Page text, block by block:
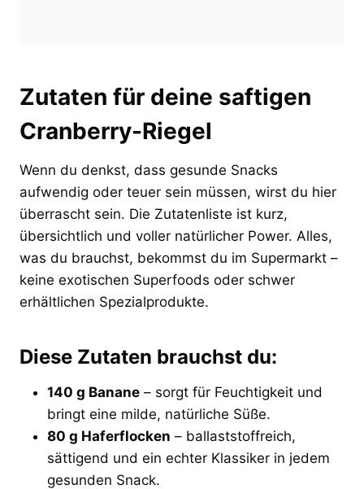
Zutaten für deine saftigen
Cranberry-Riegel
Wenn du denkst, dass gesunde Snacks
aufwendig oder teuer sein müssen, wirst du hier
überrascht sein. Die Zutatenliste ist kurz,
übersichtlich und voller natürlicher Power. Alles,
was du brauchst, bekommst du im Supermarkt –
keine exotischen Superfoods oder schwer
erhältlichen Spezialprodukte.
Diese Zutaten brauchst du:
140 g Banane – sorgt für Feuchtigkeit und
bringt eine milde, natürliche Süße.
80 g Haferflocken – ballaststoffreich,
sättigend und ein echter Klassiker in jedem
gesunden Snack.